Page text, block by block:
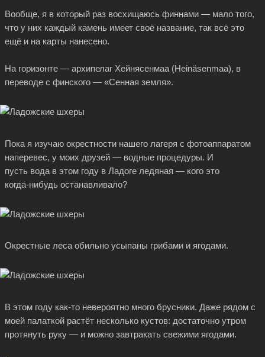
Вообще, я в который раз восхищаюсь финнами — мало того,
что у них каждый камень имеет своё название, так всё это
ещё и на карты нанесено.
На горизонте — архипелаг Хейнясенмаа (Heinäsenmaa), в
переводе с финского — «Сенная земля».
Пока я изучаю окрестности нашего лагеря с фотоаппаратом
наперевес, у моих друзей — водные процедуры. И
пусть вода в этом году в Ладоге ледяная — кого это
когда-нибудьостанавливало?
Окрестные леса обильно усыпаны грибами и ягодами.
В этом году как-тоневероятно много брусники. Даже рядом с
моей палаткой растёт несколько кустов: достаточно утром
протянуть руку — и можно завтракать свежими ягодами.